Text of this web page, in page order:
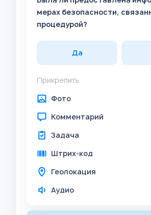
мерах безопасности,
процедурой?
Да
Прикрепить
Фото
Комментарий
Задача
Штрих-код
Геолокация
Аудио